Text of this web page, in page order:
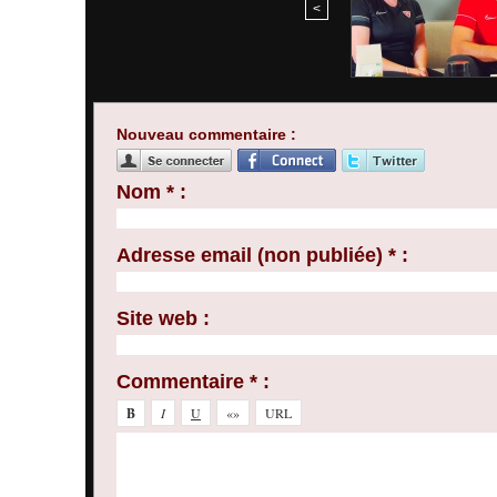
<
Nouveau commentaire :
Nom * :
Adresse email (non publiée) * :
Site web :
Commentaire * :